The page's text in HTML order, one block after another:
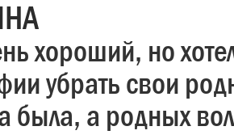
хороший, но
убрать свои
была, а родных